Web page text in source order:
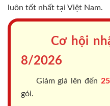
luôn tốt nhất tại Việt Nam.
Cơ hội
8/2026
Giảm giá lên đến
gói.